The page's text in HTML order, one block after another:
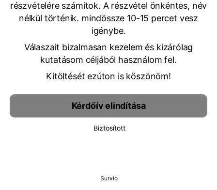
részvételére számítok. A részvétel önkéntes, név
nélkül történik. mindössze 10-15 percet vesz
igénybe.
Válaszait bizalmasan kezelem és kizárólag
kutatásom céljából használom fel.
Kitöltését ezúton is köszönöm!
Kérdőív elindítása
Biztosított
Survio